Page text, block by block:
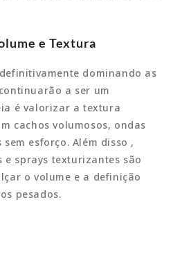
e Textura
dominando as
a ser um
é valorizar a textura
cachos volumosos, ondas
esforço. Além disso ,
e sprays texturizantes são
o volume e a definição
pesados.